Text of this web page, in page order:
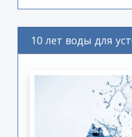
10 лет воды для